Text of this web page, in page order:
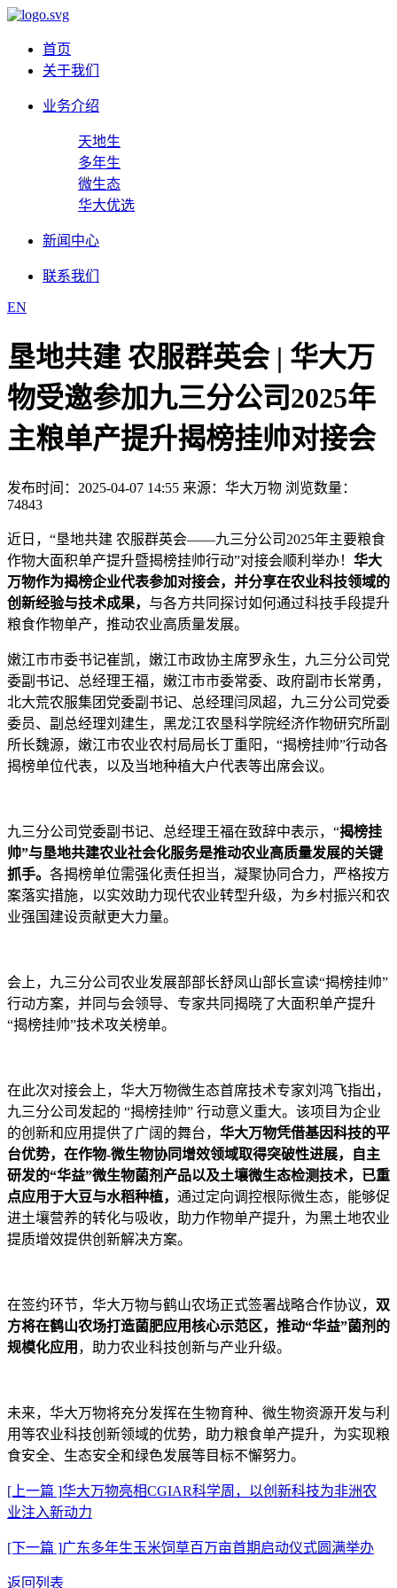
首页
关于我们
业务介绍
天地生
多年生
微生态
华大优选
新闻中心
联系我们
EN
垦地共建 农服群英会 | 华大万
物受邀参加九三分公司2025年
主粮单产提升揭榜挂帅对接会
发布时间：2025-04-07 14:55 来源：华大万物 浏览数量：
74843
近日，“垦地共建 农服群英会——九三分公司2025年主要粮食
作物大面积单产提升暨揭榜挂帅行动”对接会顺利举办！ 华大
万物作为揭榜企业代表参加对接会，并分享在农业科技领域的
创新经验与技术成果， 与各方共同探讨如何通过科技手段提升
粮食作物单产，推动农业高质量发展。
嫩江市市委书记崔凯，嫩江市政协主席罗永生，九三分公司党
委副书记、总经理王福，嫩江市市委常委、政府副市长常勇，
北大荒农服集团党委副书记、总经理闫凤超，九三分公司党委
委员、副总经理刘建生，黑龙江农垦科学院经济作物研究所副
所长魏源，嫩江市农业农村局局长丁重阳，“揭榜挂帅”行动各
揭榜单位代表，以及当地种植大户代表等出席会议。
九三分公司党委副书记、总经理王福在致辞中表示，“揭榜挂
帅”与垦地共建农业社会化服务是推动农业高质量发展的关键
抓手。 各揭榜单位需强化责任担当，凝聚协同合力，严格按方
案落实措施，以实效助力现代农业转型升级，为乡村振兴和农
业强国建设贡献更大力量。
会上，九三分公司农业发展部部长舒凤山部长宣读“揭榜挂帅”
行动方案，并同与会领导、专家共同揭晓了大面积单产提升
“揭榜挂帅”技术攻关榜单。
在此次对接会上，华大万物微生态首席技术专家刘鸿飞指出，
九三分公司发起的 “揭榜挂帅” 行动意义重大。该项目为企业
的创新和应用提供了广阔的舞台， 华大万物凭借基因科技的平
台优势，在作物-微生物协同增效领域取得突破性进展，自主
研发的“华益”微生物菌剂产品以及土壤微生态检测技术，已重
点应用于大豆与水稻种植， 通过定向调控根际微生态，能够促
进土壤营养的转化与吸收，助力作物单产提升，为黑土地农业
提质增效提供创新解决方案。
在签约环节，华大万物与鹤山农场正式签署战略合作协议， 双
方将在鹤山农场打造菌肥应用核心示范区，推动“华益”菌剂的
规模化应用 ，助力农业科技创新与产业升级。
未来，华大万物将充分发挥在生物育种、微生物资源开发与利
用等农业科技创新领域的优势，助力粮食单产提升，为实现粮
食安全、生态安全和绿色发展等目标不懈努力。
[上一篇 ]华大万物亮相CGIAR科学周，以创新科技为非洲农
业注入新动力
[下一篇 ]广东多年生玉米饲草百万亩首期启动仪式圆满举办
返回列表